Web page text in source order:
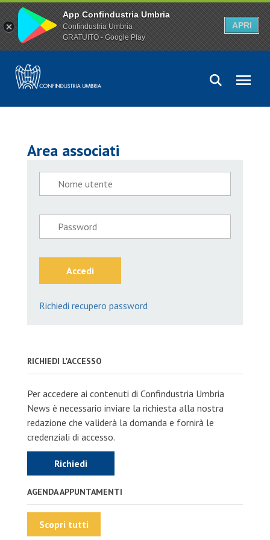
Area associati
Accedi
Richiedi recupero password
RICHIEDI L'ACCESSO
Per accedere ai contenuti di Confindustria Umbria
News è necessario inviare la richiesta alla nostra
redazione che validerà la domanda e fornirà le
credenziali di accesso.
Richiedi
AGENDA APPUNTAMENTI
Scopri tutti
App Confindustria Umbria
Confindustria Umbria
GRATUITO - Google Play
APRI